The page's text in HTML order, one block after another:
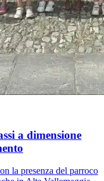
a dimensione
la presenza del parroco